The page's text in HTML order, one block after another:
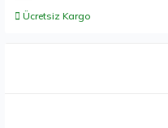
Ücretsiz Kargo